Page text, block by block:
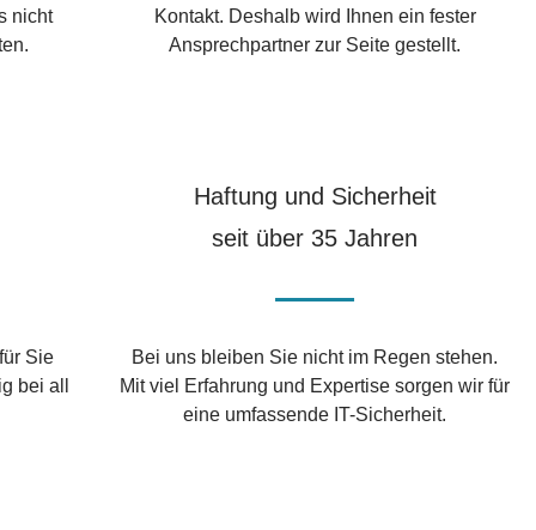
nicht
Kontakt. Deshalb wird Ihnen ein fester
Ansprechpartner zur Seite gestellt.
Sie
bei all
Haftung und Sicherheit
seit über 35 Jahren
Bei uns bleiben Sie nicht im Regen stehen.
Mit viel Erfahrung und Expertise sorgen wir für
eine umfassende IT-Sicherheit.